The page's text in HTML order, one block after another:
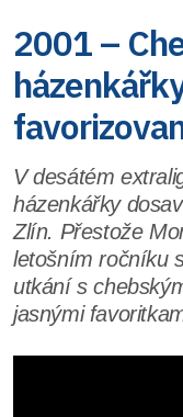
2001 –
V desátém
házenkářky
Zlín. Přestože
letošním ročníku
utkání s
jasnými